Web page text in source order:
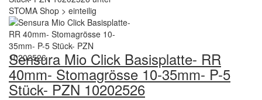
Sensura Mio Click Basisplatte- RR
40mm- Stomagrösse 10-35mm- P-5
Stück- PZN 10202526